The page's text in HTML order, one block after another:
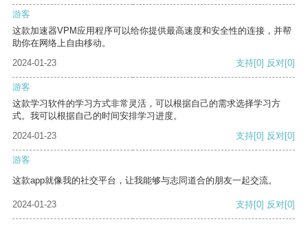
游客
这款加速器VPM应用程序可以给你提供最高速度和安全性的连接，并帮
助你在网络上自由移动。
2024-01-23
支持[0] 反对[0]
游客
这款学习软件的学习方式非常灵活，可以根据自己的需求选择学习方
式。我可以根据自己的时间安排学习进度。
2024-01-23
支持[0] 反对[0]
游客
这款app就像我的社交平台，让我能够与志同道合的朋友一起交流。
2024-01-23 支持[0] 反对[0]